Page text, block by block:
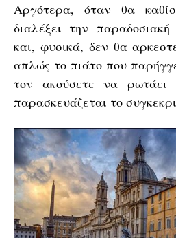
Αργότερα, όταν θα
διαλέξει την
και, φυσικά, δεν θα
απλώς το πιάτο που
τον ακούσετε να ρωτάει
παρασκευάζεται το